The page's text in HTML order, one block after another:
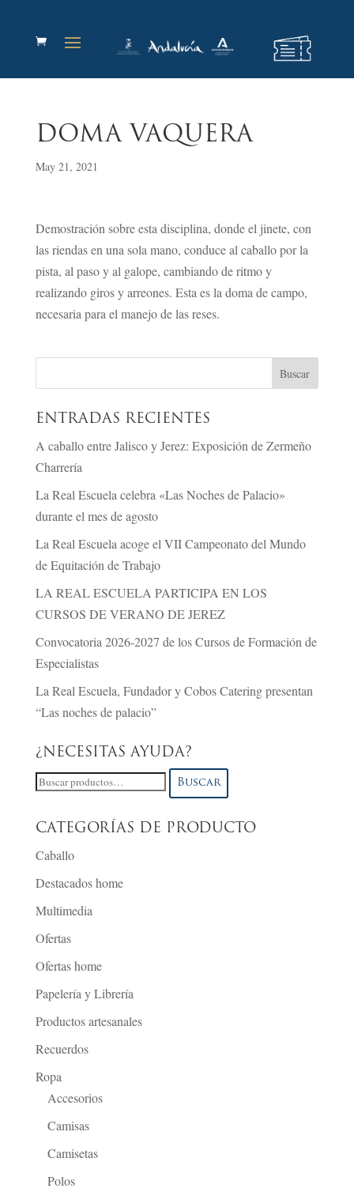
DOMA VAQUERA
May 21, 2021
Demostración sobre esta disciplina, donde el jinete, con
las riendas en una sola mano, conduce al caballo por la
pista, al paso y al galope, cambiando de ritmo y
realizando giros y arreones. Esta es la doma de campo,
necesaria para el manejo de las reses.
ENTRADAS RECIENTES
A caballo entre Jalisco y Jerez: Exposición de Zermeño
Charrería
La Real Escuela celebra «Las Noches de Palacio»
durante el mes de agosto
La Real Escuela acoge el VII Campeonato del Mundo
de Equitación de Trabajo
LA REAL ESCUELA PARTICIPA EN LOS
CURSOS DE VERANO DE JEREZ
Convocatoria 2026-2027 de los Cursos de Formación de
Especialistas
La Real Escuela, Fundador y Cobos Catering presentan
“Las noches de palacio”
¿NECESITAS AYUDA?
Buscar
Buscar
CATEGORÍAS DE PRODUCTO
Caballo
Destacados home
Multimedia
Ofertas
Ofertas home
Papelería y Librería
Productos artesanales
Recuerdos
Ropa
Accesorios
Camisas
Camisetas
Polos